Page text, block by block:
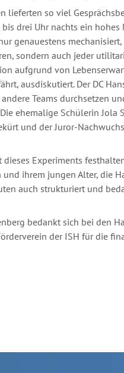
lieferten so viel
bis drei Uhr nachts ein
genauestens
sondern auch jeder
aufgrund von
ausdiskutiert. Der DC
Teams durchsetzen
ehemalige Schülerin Jola
und der Juror-
dieses Experiments
ihrem jungen Alter, die
auch strukturiert und
bedankt sich bei den
der ISH für die